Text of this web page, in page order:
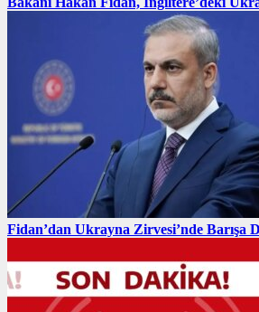
Fidan’dan Ukrayna Zirvesi’nde Barışa